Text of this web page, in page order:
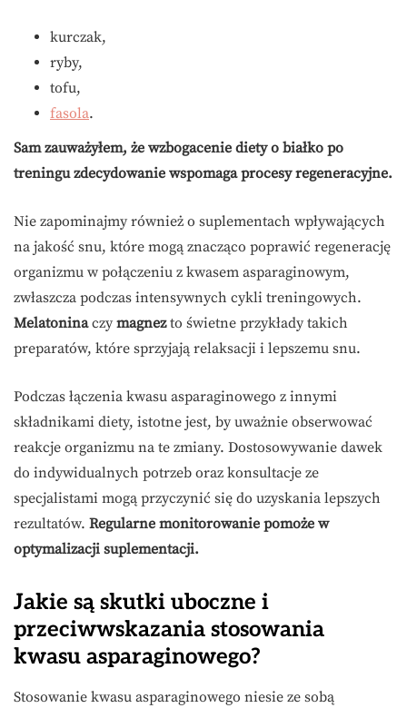
kurczak,
ryby,
tofu,
fasola.
Sam zauważyłem, że wzbogacenie diety o białko po
treningu zdecydowanie wspomaga procesy regeneracyjne.
Nie zapominajmy również o suplementach wpływających
na jakość snu, które mogą znacząco poprawić regenerację
organizmu w połączeniu z kwasem asparaginowym,
zwłaszcza podczas intensywnych cykli treningowych.
Melatoninaczy magnezto świetne przykłady takich
preparatów, które sprzyjają relaksacji i lepszemu snu.
Podczas łączenia kwasu asparaginowego z innymi
składnikami diety, istotne jest, by uważnie obserwować
reakcje organizmu na te zmiany. Dostosowywanie dawek
do indywidualnych potrzeb oraz konsultacje ze
specjalistami mogą przyczynić się do uzyskania lepszych
rezultatów. Regularne monitorowanie pomoże w
optymalizacji suplementacji.
Jakie są skutki uboczne i
przeciwwskazania stosowania
kwasu asparaginowego?
Stosowanie kwasu asparaginowego niesie ze sobą